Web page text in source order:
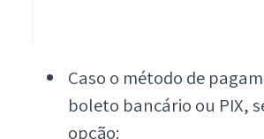
Caso o método de
boleto bancário ou PIX,
opção: